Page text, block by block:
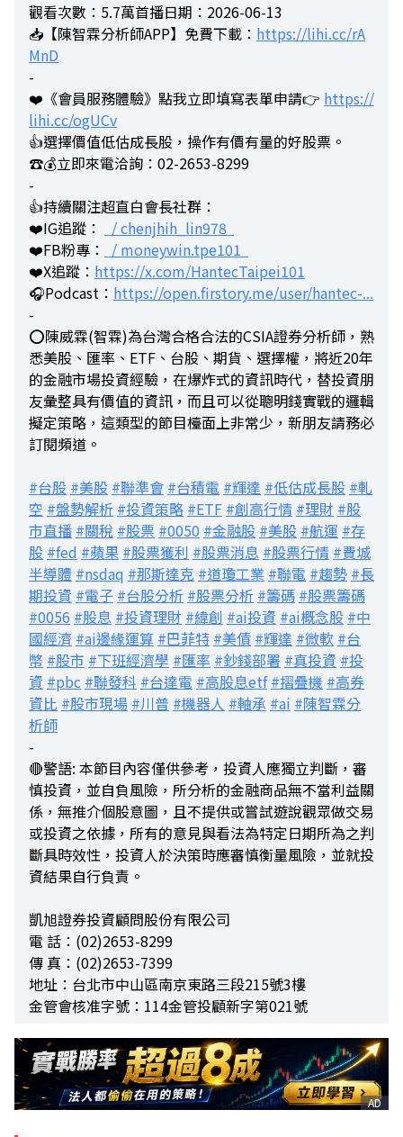
觀看次數：5.7萬首播日期：2026-06-13
📥【陳智霖分析師APP】免費下載： https://lihi.cc/rA
MnD
-
❤️《會員服務體驗》點我立即填寫表單申請👉 https://
lihi.cc/ogUCv
👍選擇價值低估成長股，操作有價有量的好股票。
☎️💰立即來電洽詢：02-2653-8299
-
👍持續關注超直白會長社群：
❤️IG追蹤：
/ chenjhih_lin978
❤️FB粉專：
/ moneywin.tpe101
❤️X追蹤： https://x.com/HantecTaipei101
🎧Podcast： https://open.firstory.me/user/hantec-...
-
⭕陳威霖(智霖)為台灣合格合法的CSIA證券分析師，熟
悉美股、匯率、ETF、台股、期貨、選擇權，將近20年
的金融市場投資經驗，在爆炸式的資訊時代，替投資朋
友彙整具有價值的資訊，而且可以從聰明錢實戰的邏輯
擬定策略，這類型的節目檯面上非常少，新朋友請務必
訂閱頻道。
#台股 #美股 #聯準會 #台積電 #輝達 #低估成長股 #軋
空 #盤勢解析 #投資策略 #ETF #創高行情 #理財 #股
市直播 #關稅 #股票 #0050 #金融股 #美股 #航運 #存
股 #fed #蘋果 #股票獲利 #股票消息 #股票行情 #費城
半導體 #nsdaq #那斯達克 #道瓊工業 #聯電 #趨勢 #長
期投資 #電子 #台股分析 #股票分析 #籌碼 #股票籌碼
#0056 #股息 #投資理財 #緯創 #ai投資 #ai概念股 #中
國經濟 #ai邊緣運算 #巴菲特 #美債 #輝達 #微軟 #台
幣 #股市 #下班經濟學 #匯率 #鈔錢部署 #真投資 #投
資 #pbc #聯發科 #台達電 #高股息etf #摺疊機 #高券
資比 #股市現場 #川普 #機器人 #軸承 #ai #陳智霖分
析師
-
🔴警語: 本節目內容僅供參考，投資人應獨立判斷，審
慎投資，並自負風險，所分析的金融商品無不當利益關
係，無推介個股意圖，且不提供或嘗試遊說觀眾做交易
或投資之依據，所有的意見與看法為特定日期所為之判
斷具時效性，投資人於決策時應審慎衡量風險，並就投
資結果自行負責。
凱旭證券投資顧問股份有限公司
電 話：(02)2653-8299
傳 真：(02)2653-7399
地址：台北市中山區南京東路三段215號3樓
金管會核准字號：114金管投顧新字第021號
AD